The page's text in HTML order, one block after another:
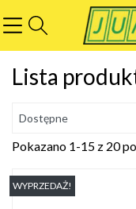
Lista
Pokazano 1-15 z 20
WYPRZEDAŻ!